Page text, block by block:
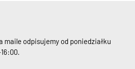
maile odpisujemy od poniedziałku